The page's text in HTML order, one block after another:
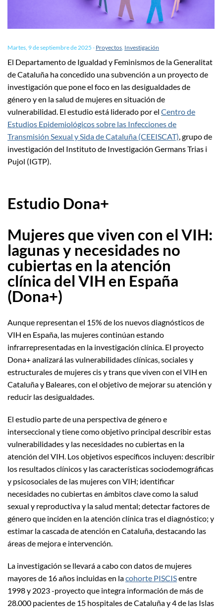
Martes, 9 de septiembre de 2025 - Proyectos Investigación
El Departamento de Igualdad y Feminismos de la Generalitat
de Cataluña ha concedido una subvención a un proyecto de
investigación que pone el foco en las desigualdades de
género y en la salud de mujeres en situación de
vulnerabilidad. El estudio está liderado por el Centro de
Estudios Epidemiológicos sobre las Infecciones de
Transmisión Sexual y Sida de Cataluña (CEEISCAT) , grupo de
investigación del Instituto de Investigación Germans Trias i
Pujol (IGTP).
Estudio Dona+
Mujeres que viven con el VIH:
lagunas y necesidades no
cubiertas en la atención
clínica del VIH en España
(Dona+)
Aunque representan el 15% de los nuevos diagnósticos de
VIH en España, las mujeres continúan estando
infrarrepresentadas en la investigación clínica. El proyecto
Dona+ analizará las vulnerabilidades clínicas, sociales y
estructurales de mujeres cis y trans que viven con el VIH en
Cataluña y Baleares, con el objetivo de mejorar su atención y
reducir las desigualdades.
El estudio parte de una perspectiva de género e
interseccional y tiene como objetivo principal describir estas
vulnerabilidades y las necesidades no cubiertas en la
atención del VIH. Los objetivos específicos incluyen: describir
los resultados clínicos y las características sociodemográficas
y psicosociales de las mujeres con VIH; identificar
necesidades no cubiertas en ámbitos clave como la salud
sexual y reproductiva y la salud mental; detectar factores de
género que inciden en la atención clínica tras el diagnóstico; y
estimar la cascada de atención en Cataluña, destacando las
áreas de mejora e intervención.
La investigación se llevará a cabo con datos de mujeres
mayores de 16 años incluidas en lacohorte PISCISentre
1998 y 2023 -proyecto que integra información de más de
28.000 pacientes de 15 hospitales de Cataluña y 4 de las Islas